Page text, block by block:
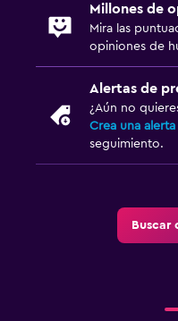
Millones de
Mira las
opiniones de
Alertas de
¿Aún no
Crea una
seguimiento.
Buscar